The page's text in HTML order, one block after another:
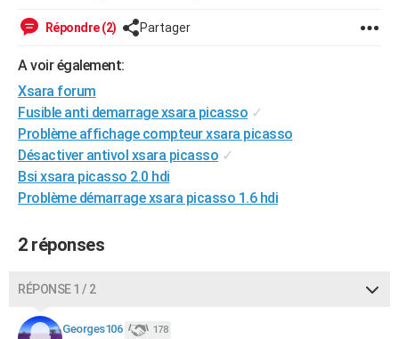
Guides de France
Escapades
Patrimoine
Expositions
Musées
Week-end nature
LIFESTYLE
SANTE
Alimentation
Guide de la santé
Maladies
Médicaments
Sommeil
VOYAGE
Destinations
City break
Voyage nature
Voyage de noces
Forum
Climat
+PHOTO
GUIDES D'ACHAT
BONS PLANS
CARTE DE VOEUX
Répondre (2) Partager
A voir également:
Xsara forum
Fusible anti demarrage xsara picasso ✓
Problème affichage compteur xsara picasso
Désactiver antivol xsara picasso ✓
Bsi xsara picasso 2.0 hdi
Problème démarrage xsara picasso 1.6 hdi
2 réponses
RÉPONSE 1 / 2
Georges106 178